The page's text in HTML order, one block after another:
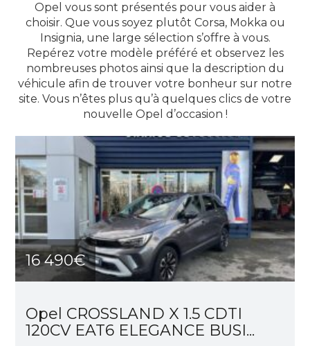
Opel vous sont présentés pour vous aider à
choisir. Que vous soyez plutôt Corsa, Mokka ou
Insignia, une large sélection s’offre à vous.
Repérez votre modèle préféré et observez les
nombreuses photos ainsi que la description du
véhicule afin de trouver votre bonheur sur notre
site. Vous n’êtes plus qu’à quelques clics de votre
nouvelle Opel d’occasion !
16 490€
Opel CROSSLAND X 1.5 CDTI
120CV EAT6 ELEGANCE BUSI...